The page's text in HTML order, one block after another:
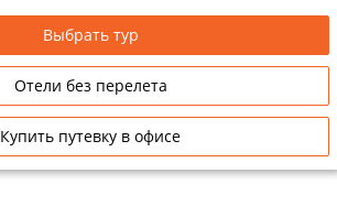
Выбрать тур
Отели без перелета
Купить путевку в офисе